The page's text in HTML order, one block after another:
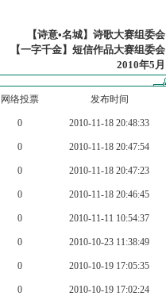
【诗意•名城】诗歌大赛组委会
【一字千金】短信作品大赛组委会
2010年5月
网络投票 发布时间
0 2010-11-18 20:48:33
0 2010-11-18 20:47:54
0 2010-11-18 20:47:23
0 2010-11-18 20:46:45
0 2010-11-11 10:54:37
0 2010-10-23 11:38:49
0 2010-10-19 17:05:35
0 2010-10-19 17:02:24